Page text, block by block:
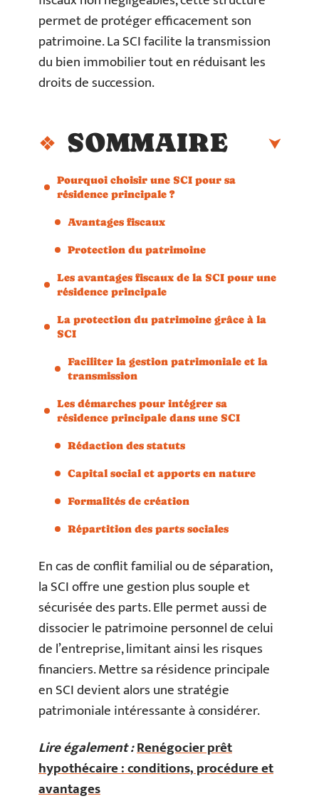
permet de protéger efficacement son
patrimoine. La SCI facilite la transmission
du bien immobilier tout en réduisant les
droits de succession.
SOMMAIRE
Pourquoi choisir une SCI pour sa
résidence principale ?
Avantages fiscaux
Protection du patrimoine
Les avantages fiscaux de la SCI pour une
résidence principale
La protection du patrimoine grâce à la
SCI
Faciliter la gestion patrimoniale et la
transmission
Les démarches pour intégrer sa
résidence principale dans une SCI
Rédaction des statuts
Capital social et apports en nature
Formalités de création
Répartition des parts sociales
En cas de conflit familial ou de séparation,
la SCI offre une gestion plus souple et
sécurisée des parts. Elle permet aussi de
dissocier le patrimoine personnel de celui
de l’entreprise, limitant ainsi les risques
financiers. Mettre sa résidence principale
en SCI devient alors une stratégie
patrimoniale intéressante à considérer.
Lire également :Renégocier prêt
hypothécaire : conditions, procédure et
avantages